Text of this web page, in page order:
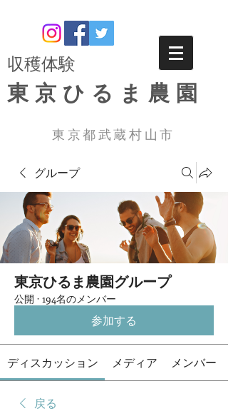
​収穫体験
東京ひるま農園
東京都武蔵村山市
グループ
東京ひるま農園グループ
公開 · 194名のメンバー
参加する
ディスカッション メディア メンバー
戻る